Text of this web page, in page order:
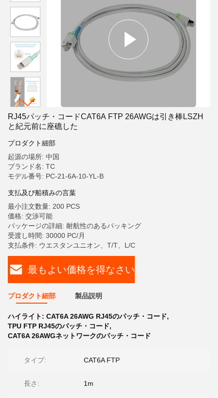
RJ45パッチ・コードCAT6A FTP 26AWGは引き棒LSZH
と紀元前に座礁した
プロダクト細部
起源の場所: 中国
ブランド名: TC
モデル番号: PC-21-6A-10-YL-B
支払及び船積みの言葉
最小注文数量: 200 PCS
価格: 交渉可能
パッケージの詳細: 耐航性のあるパッキング
受渡し時間: 30000 PC/月
支払条件: ウエスタンユニオン、T/T、L/C
最もよい価格を得なさい
プロダクト細部 製品説明
ハイライト: CAT6A 26AWG RJ45のパッチ・コード,
TPU FTP RJ45のパッチ・コード,
CAT6A 26AWGネットワークのパッチ・コード
タイプ: CAT6A FTP
長さ: 1m